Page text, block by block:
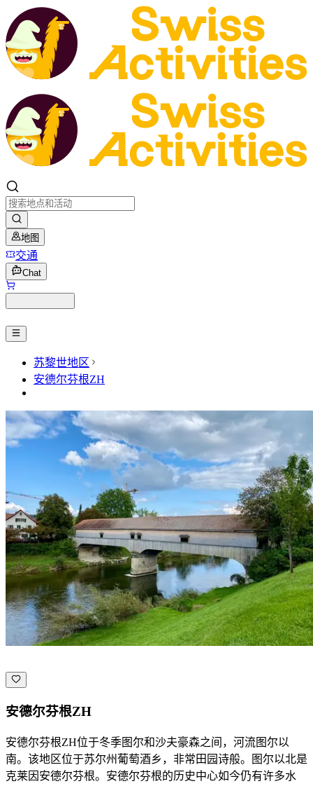
地图
交通
Chat
苏黎世地区
安德尔芬根ZH
安德尔芬根ZH
安德尔芬根ZH位于冬季图尔和沙夫豪森之间，河流图尔以
南。该地区位于苏尔州葡萄酒乡，非常田园诗般。图尔以北是
克莱因安德尔芬根。安德尔芬根的历史中心如今仍有许多水